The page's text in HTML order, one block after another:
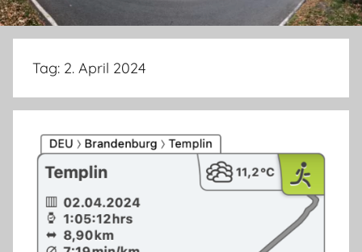
Tag: 2. April 2024